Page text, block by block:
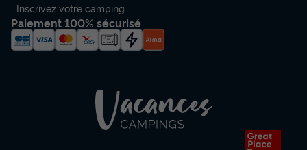
MOBILHOME 6 personnes - Mobil-home |
Comfort | 2 Ch. | 4/6 Pers. | Terrasse
simple | Clim. | TV
2 2
Animaux autorisés *
Cafetière
Inscrivez votre camping
Paiement 100% sécurisé